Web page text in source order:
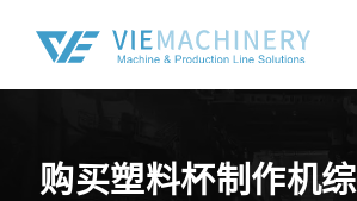
购买塑料杯制作机